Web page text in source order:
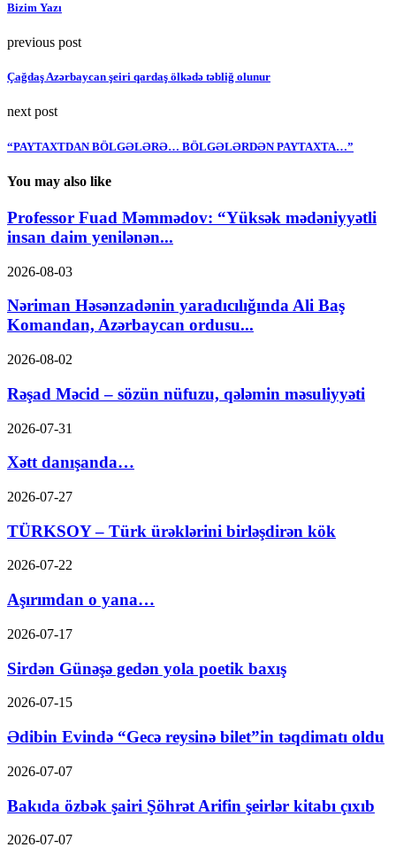
Bizim Yazı
previous post
Çağdaş Azərbaycan şeiri qardaş ölkədə təbliğ olunur
next post
“PAYTAXTDAN BÖLGƏLƏRƏ… BÖLGƏLƏRDƏN PAYTAXTA…”
You may also like
Professor Fuad Məmmədov: “Yüksək mədəniyyətli
insan daim yenilənən...
2026-08-03
Nəriman Həsənzadənin yaradıcılığında Ali Baş
Komandan, Azərbaycan ordusu...
2026-08-02
Rəşad Məcid – sözün nüfuzu, qələmin məsuliyyəti
2026-07-31
Xətt danışanda…
2026-07-27
TÜRKSOY – Türk ürəklərini birləşdirən kök
2026-07-22
Aşırımdan o yana…
2026-07-17
Sirdən Günəşə gedən yola poetik baxış
2026-07-15
Ədibin Evində “Gecə reysinə bilet”in təqdimatı oldu
2026-07-07
Bakıda özbək şairi Şöhrət Arifin şeirlər kitabı çıxıb
2026-07-07